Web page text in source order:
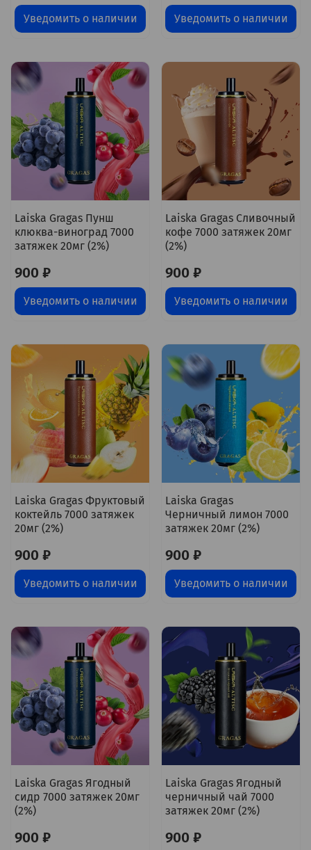
Уведомить о наличии Уведомить о наличии
Laiska Gragas Пунш
клюква-виноград 7000
затяжек 20мг (2%)
900 ₽
Уведомить о наличии
Laiska Gragas Сливочный
кофе 7000 затяжек 20мг
(2%)
900 ₽
Уведомить о наличии
Laiska Gragas Фруктовый
коктейль 7000 затяжек
20мг (2%)
900 ₽
Уведомить о наличии
Laiska Gragas
Черничный лимон 7000
затяжек 20мг (2%)
900 ₽
Уведомить о наличии
Laiska Gragas Ягодный
сидр 7000 затяжек 20мг
(2%)
900 ₽
Laiska Gragas Ягодный
черничный чай 7000
затяжек 20мг (2%)
900 ₽